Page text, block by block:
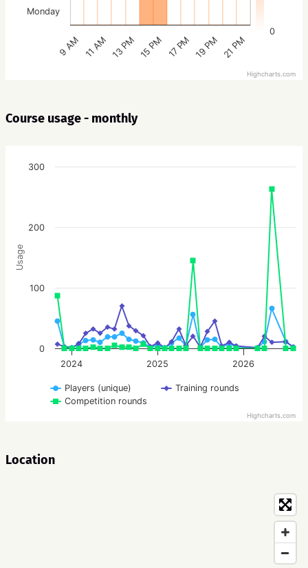
0
9 AM 11 AM 13 PM 15 PM 17 PM 19 PM 21 PM
Monday
Highcharts.com
Course usage - monthly
Usage
Players (unique)
Training rounds
Competition rounds
2024 2025 2026
0
100
200
300
Highcharts.com
Location